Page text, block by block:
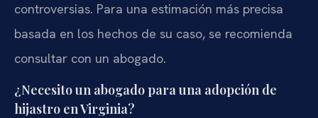
controversias. Para una estimación más precisa
basada en los hechos de su caso, se recomienda
consultar con un abogado.
¿Necesito un abogado para una adopción de
hijastro en Virginia?